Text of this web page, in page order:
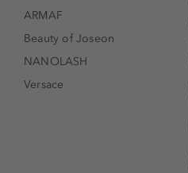
ARMAF
Beauty of Joseon
NANOLASH
Versace